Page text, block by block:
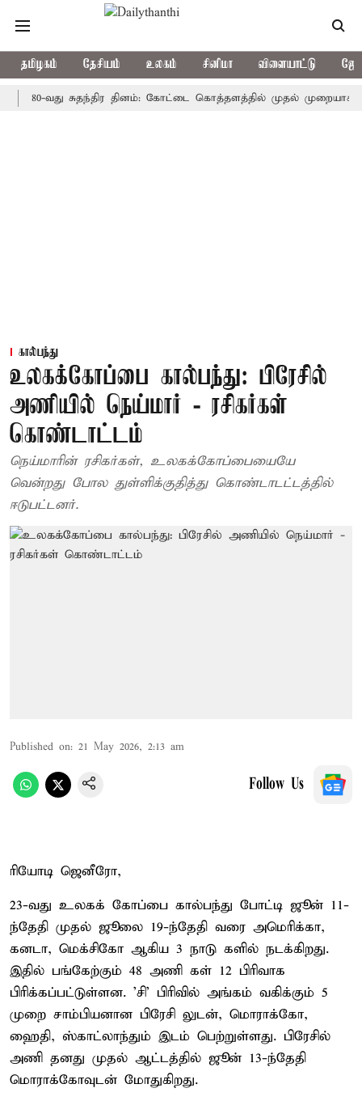
தமிழகம் தேசியம் உலகம் சினிமா விளையாட்டு
வது சுதந்திர தினம்: கோட்டை கொத்தளத்தில் முதல் முறையாக தேசிய
கால்பந்து
உலகக்கோப்பை கால்பந்து: பிரேசில்
அணியில் நெய்மார் - ரசிகர்கள்
கொண்டாட்டம்
நெய்மாரின் ரசிகர்கள், உலகக்கோப்பையையே
வென்றது போல துள்ளிக்குதித்து கொண்டாடட்டத்தில்
ஈடுபட்டனர்.
Published on: 21 May 2026, 2:13 am
Follow Us
ரியோடி ஜெனீரோ,
23-வது உலகக் கோப்பை கால்பந்து போட்டி ஜூன் 11-
ந்தேதி முதல் ஜூலை 19-ந்தேதி வரை அமெரிக்கா,
கனடா, மெக்சிகோ ஆகிய 3 நாடு களில் நடக்கிறது.
இதில் பங்கேற்கும் 48 அணி கள் 12 பிரிவாக
பிரிக்கப்பட்டுள்ளன. 'சி' பிரிவில் அங்கம் வகிக்கும் 5
முறை சாம்பியனான பிரேசி லுடன், மொராக்கோ,
ஹைதி, ஸ்காட்லாந்தும் இடம் பெற்றுள்ளது. பிரேசில்
அணி தனது முதல் ஆட்டத்தில் ஜூன் 13-ந்தேதி
மொராக்கோவுடன் மோதுகிறது.